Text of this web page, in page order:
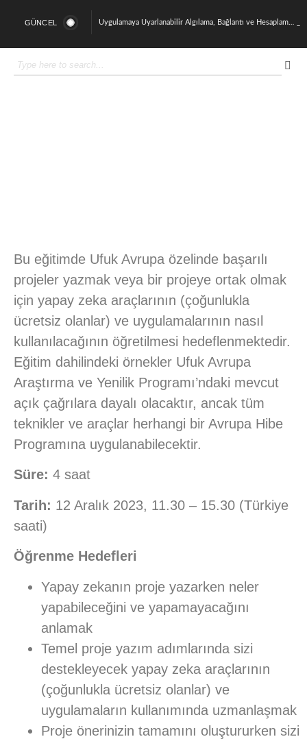
GÜNCEL
OzU AI Platformu 2026 Yılına Güçlü Bir Başlangıç Yaptı
Bu eğitimde Ufuk Avrupa özelinde başarılı
projeler yazmak veya bir projeye ortak olmak
için yapay zeka araçlarının (çoğunlukla
ücretsiz olanlar) ve uygulamalarının nasıl
kullanılacağının öğretilmesi hedeflenmektedir.
Eğitim dahilindeki örnekler Ufuk Avrupa
Araştırma ve Yenilik Programı’ndaki mevcut
açık çağrılara dayalı olacaktır, ancak tüm
teknikler ve araçlar herhangi bir Avrupa Hibe
Programına uygulanabilecektir.
Süre: 4 saat
Tarih: 12 Aralık 2023, 11.30 – 15.30 (Türkiye
saati)
Öğrenme Hedefleri
Yapay zekanın proje yazarken neler
yapabileceğini ve yapamayacağını
anlamak
Temel proje yazım adımlarında sizi
destekleyecek yapay zeka araçlarının
(çoğunlukla ücretsiz olanlar) ve
uygulamaların kullanımında uzmanlaşmak
Proje önerinizin tamamını oluştururken sizi